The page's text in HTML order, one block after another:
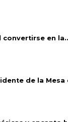
convertirse en
de la Mesa